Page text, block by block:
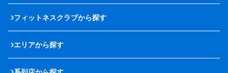
フィットネスクラブから探す
エリアから探す